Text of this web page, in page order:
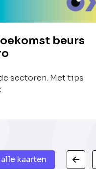
beurs
sectoren. Met tips
alle kaarten